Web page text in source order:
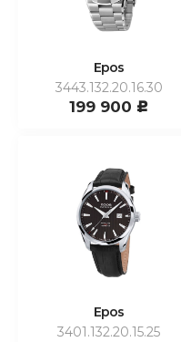
Epos
3443.132.20.16.30
199 900 c
Epos
3401.132.20.15.25